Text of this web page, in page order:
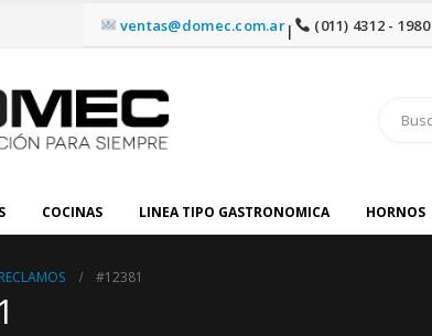
ventas@domec.com.ar| (011) 4312 - 1980
COCINAS LINEA TIPO GASTRONOMICA HORNOS
RECLAMOS #12381